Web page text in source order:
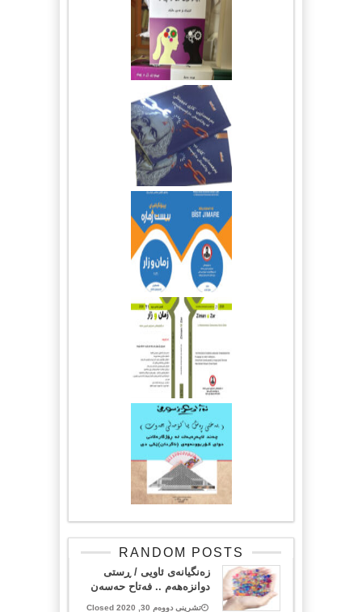
RANDOM POSTS
زەنگیانەی ئاویی / ڕستی
دوانزەهەم .. فەتاح حەسەن
تشرینی دووەم 30, 2020 Closed